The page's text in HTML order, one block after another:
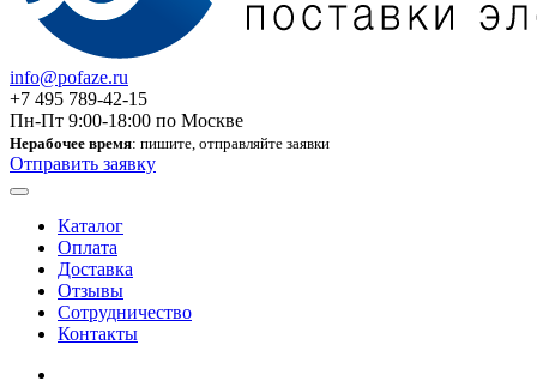
info@pofaze.ru
+7 495 789-42-15
Пн-Пт 9:00-18:00 по Москве
Нерабочее время: пишите, отправляйте заявки
Отправить заявку
Каталог
Оплата
Доставка
Отзывы
Сотрудничество
Контакты